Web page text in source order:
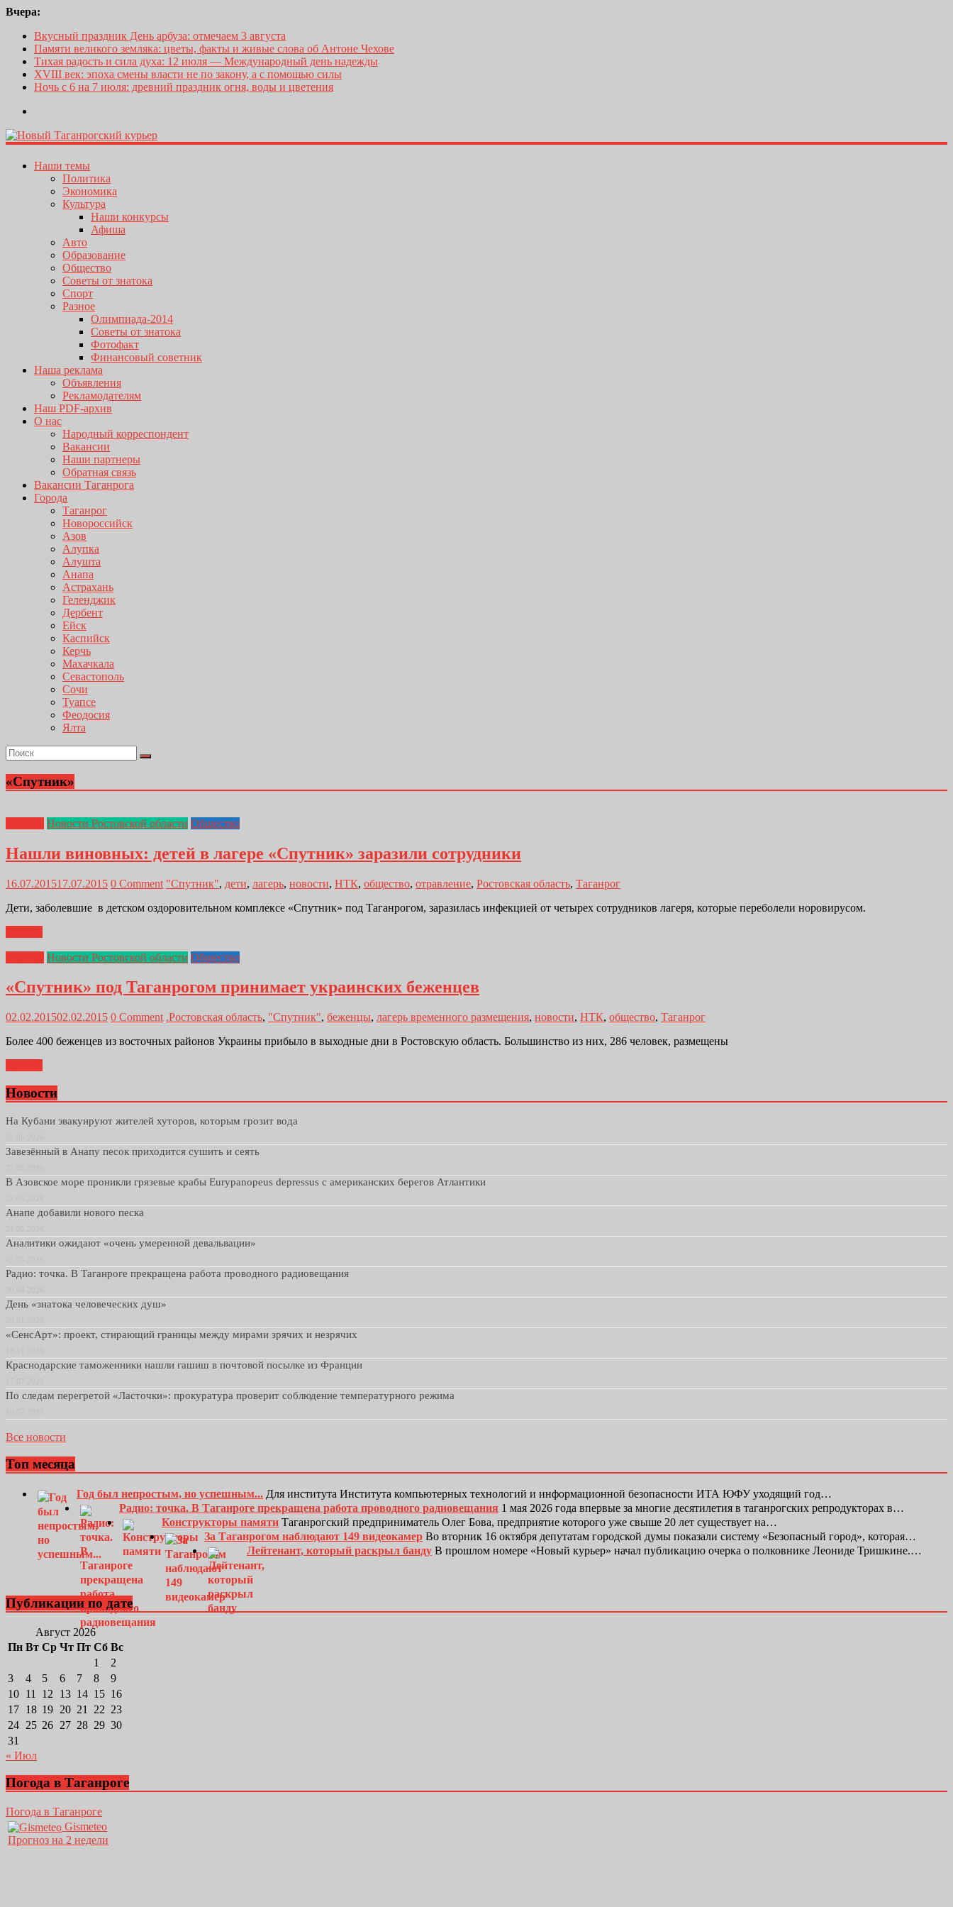
Вчера:
Вкусный праздник День арбуза: отмечаем 3 августа
Памяти великого земляка: цветы, факты и живые слова об Антоне Чехове
Тихая радость и сила духа: 12 июля — Международный день надежды
XVIII век: эпоха смены власти не по закону, а с помощью силы
Ночь с 6 на 7 июля: древний праздник огня, воды и цветения
Наши темы
Политика
Экономика
Культура
Наши конкурсы
Афиша
Авто
Образование
Общество
Советы от знатока
Спорт
Разное
Олимпиада-2014
Советы от знатока
Фотофакт
Финансовый советник
Наша реклама
Объявления
Рекламодателям
Наш PDF-архив
О нас
Народный корреспондент
Вакансии
Наши партнеры
Обратная связь
Вакансии Таганрога
Города
Таганрог
Новороссийск
Азов
Алупка
Алушта
Анапа
Астрахань
Геленджик
Дербент
Ейск
Каспийск
Керчь
Махачкала
Севастополь
Сочи
Туапсе
Феодосия
Ялта
«Спутник»
Новости Ростовской области Общество
Нашли виновных: детей в лагере «Спутник» заразили сотрудники
16.07.201517.07.2015 0 Comment "Спутник", дети, лагерь, новости, НТК, общество, отравление, Ростовская область, Таганрог
Дети, заболевшие в детском оздоровительном комплексе «Спутник» под Таганрогом, заразилась инфекцией от четырех сотрудников лагеря, которые переболели норовирусом.
Новости Ростовской области Общество
«Спутник» под Таганрогом принимает украинских беженцев
02.02.201502.02.2015 0 Comment .Ростовская область, "Спутник", беженцы, лагерь временного размещения, новости, НТК, общество, Таганрог
Более 400 беженцев из восточных районов Украины прибыло в выходные дни в Ростовскую область. Большинство из них, 286 человек, размещены
Новости
На Кубани эвакуируют жителей хуторов, которым грозит вода
Завезённый в Анапу песок приходится сушить и сеять
В Азовское море проникли грязевые крабы Eurypanopeus depressus с американских берегов Атлантики
Анапе добавили нового песка
Аналитики ожидают «очень умеренной девальвации»
Радио: точка. В Таганроге прекращена работа проводного радиовещания
День «знатока человеческих душ»
«СенсАрт»: проект, стирающий границы между мирами зрячих и незрячих
Краснодарские таможенники нашли гашиш в почтовой посылке из Франции
По следам перегретой «Ласточки»: прокуратура проверит соблюдение температурного режима
Все новости
Топ месяца
Год был непростым, но успешным... Для института Института компьютерных технологий и информационной безопасности ИТА ЮФУ уходящий год…
Радио: точка. В Таганроге прекращена работа проводного радиовещания 1 мая 2026 года впервые за многие десятилетия в таганрогских репродукторах в…
Конструкторы памяти Таганрогский предприниматель Олег Бова, предприятие которого уже свыше 20 лет существует на…
За Таганрогом наблюдают 149 видеокамер Во вторник 16 октября депутатам городской думы показали систему «Безопасный город», которая…
Лейтенант, который раскрыл банду В прошлом номере «Новый курьер» начал публикацию очерка о полковнике Леониде Тришкине.…
Публикации по дате
Август 2026
Пн Вт Ср Чт Пт Сб Вс
1
2
3
4 5 6 7 8
9
10 11 12 13 14 15 16
17 18 19 20 21 22 23
24 25 26 27 28 29 30
31
« Июл
Погода в Таганроге
Погода в Таганроге
Gismeteo
Прогноз на 2 недели